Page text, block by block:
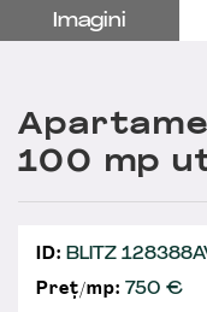
Imagini
100 mp
ID: BLITZ
Preț/mp: 750 €